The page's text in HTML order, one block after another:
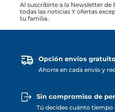
Al suscribirte a la Newsletter de
todas las noticias Y ofertas
tu familia.
Opción envíos
Ahorra en cada envío y
Sin compromiso de
Tú decides cuánto tiempo